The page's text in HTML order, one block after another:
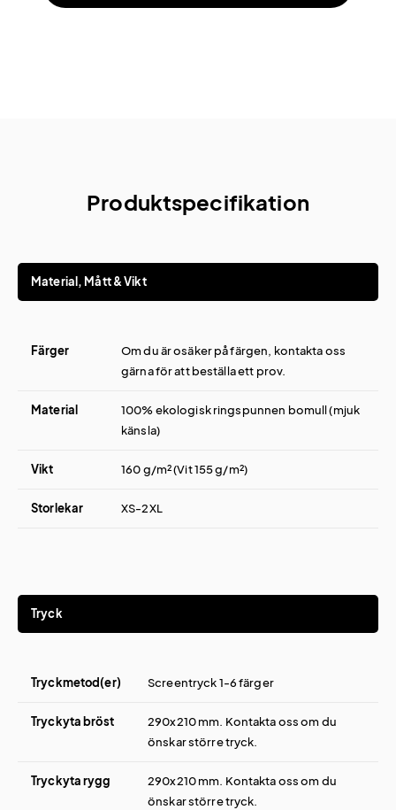
Produktspecifikation
Material, Mått & Vikt
Färger
Om du är osäker på färgen, kontakta oss
gärna för att beställa ett prov.
Material
100% ekologisk ringspunnen bomull (mjuk
känsla)
Vikt 160 g/m² (Vit 155 g/m²)
Storlekar XS-2XL
Tryck
Tryckmetod(er) Screentryck 1-6 färger
Tryckyta bröst
290x210 mm. Kontakta oss om du
önskar större tryck.
Tryckyta rygg
290x210 mm. Kontakta oss om du
önskar större tryck.